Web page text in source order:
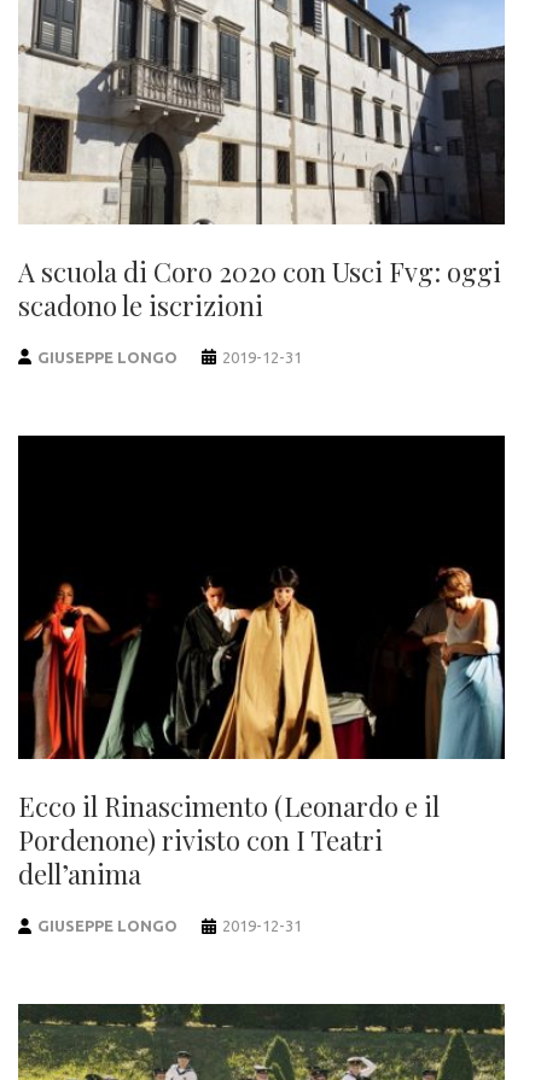
A scuola di Coro 2020 con Usci Fvg: oggi
scadono le iscrizioni
GIUSEPPE LONGO 2019-12-31
Ecco il Rinascimento (Leonardo e il
Pordenone) rivisto con I Teatri
dell’anima
GIUSEPPE LONGO 2019-12-31